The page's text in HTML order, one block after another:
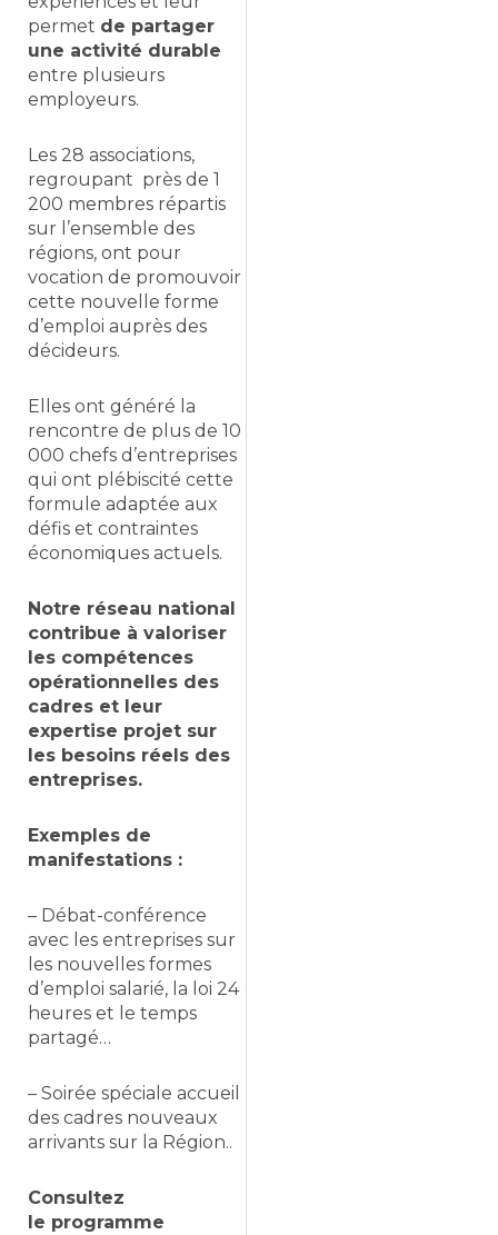
permet de partager
une activité durable
entre plusieurs
employeurs.
Les 28 associations,
regroupant près de 1
200 membres répartis
sur l’ensemble des
régions, ont pour
vocation de promouvoir
cette nouvelle forme
d’emploi auprès des
décideurs.
Elles ont généré la
rencontre de plus de 10
000 chefs d’entreprises
qui ont plébiscité cette
formule adaptée aux
défis et contraintes
économiques actuels.
Notre réseau national
contribue à valoriser
les compétences
opérationnelles des
cadres et leur
expertise projet sur
les besoins réels des
entreprises.
Exemples de
manifestations :
– Débat-conférence
avec les entreprises sur
les nouvelles formes
d’emploi salarié, la loi 24
heures et le temps
partagé…
– Soirée spéciale accueil
des cadres nouveaux
arrivants sur la Région..
Consultez
le programme